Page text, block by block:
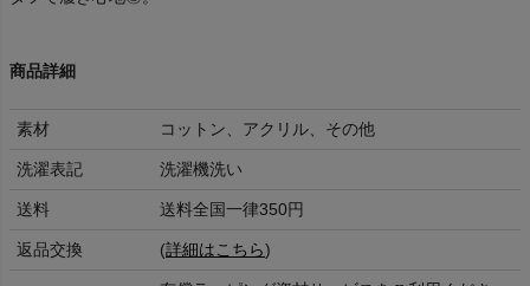
商品詳細
素材 コットン、アクリル、その他
洗濯表記 洗濯機洗い
送料 送料全国一律350円
返品交換 (詳細はこちら)